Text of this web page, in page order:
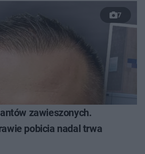
7
zawieszonych.
pobicia nadal trwa